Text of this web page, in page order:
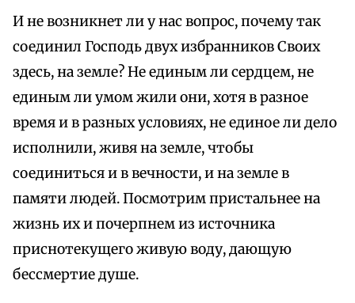
И не возникнет ли у нас вопрос, почему так
соединил Господь двух избранников Своих
здесь, на земле? Не единым ли сердцем, не
единым ли умом жили они, хотя в разное
время и в разных условиях, не единое ли дело
исполнили, живя на земле, чтобы
соединиться и в вечности, и на земле в
памяти людей. Посмотрим пристальнее на
жизнь их и почерпнем из источника
приснотекущего живую воду, дающую
бессмертие душе.